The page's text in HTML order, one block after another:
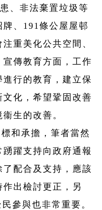
、非法棄置垃圾等
、191條公屋屋邨
重美化公共空間、
傳教育方面，工作
行的教育，建立保
化，希望鞏固改善
生的改善。
和承擔，筆者當然
躍支持向政府通報
配合及支持，應該
出檢討更正，另
參與也非常重要。